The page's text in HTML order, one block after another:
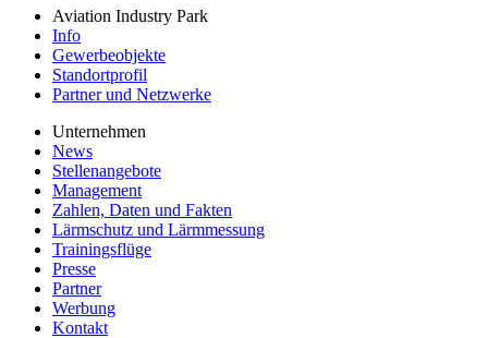
Aviation Industry Park
Info
Gewerbeobjekte
Standortprofil
Partner und Netzwerke
Unternehmen
News
Stellenangebote
Management
Zahlen, Daten und Fakten
Lärmschutz und Lärmmessung
Trainingsflüge
Presse
Partner
Werbung
Kontakt